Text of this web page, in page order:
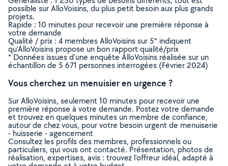
possible sur AlloVoisins, du plus petit besoin aux plus grands
projets.
Rapide : 10 minutes pour recevoir une première réponse à
votre demande
Qualité / prix : 4 membres AlloVoisins sur 5* indiquent
qu’AlloVoisins propose un bon rapport qualité/prix
* Données issues d’une enquête AlloVoisins réalisée sur un
échantillon de 5 671 personnes interrogées (Février 2024)
Vous cherchez un menuisier en urgence ?
Sur AlloVoisins, seulement 10 minutes pour recevoir une
première réponse à votre demande. Postez votre demande
et trouvez en quelques minutes un membre de confiance,
autour de chez vous, pour votre besoin urgent de menuiserie
- huisserie - agencement
Consultez les profils des membres, professionnels ou
particuliers, qui vous ont contacté. Présentation, photos de
réalisation, expertises, avis : trouvez l'offreur idéal, adapté à